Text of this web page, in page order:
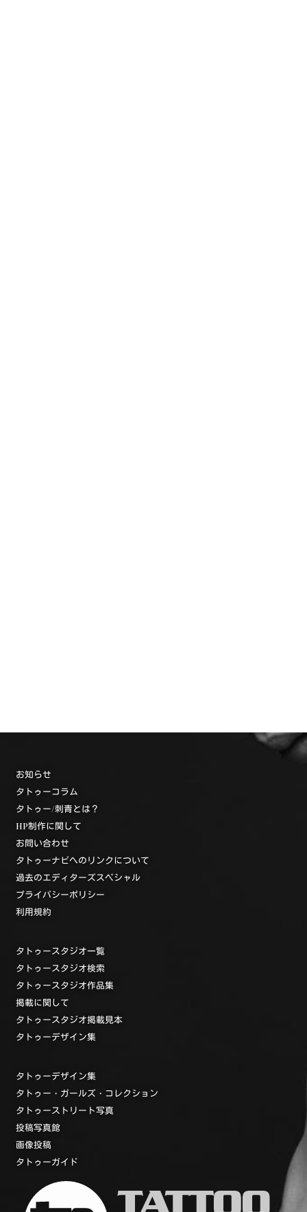
お知らせ
タトゥーコラム
タトゥー/刺青とは？
HP制作に関して
お問い合わせ
タトゥーナビへのリンクについて
過去のエディターズスペシャル
プライバシーポリシー
利用規約
タトゥースタジオ一覧
タトゥースタジオ検索
タトゥースタジオ作品集
掲載に関して
タトゥースタジオ掲載見本
タトゥーデザイン集
タトゥーデザイン集
タトゥー・ガールズ・コレクション
タトゥーストリート写真
投稿写真館
画像投稿
タトゥーガイド